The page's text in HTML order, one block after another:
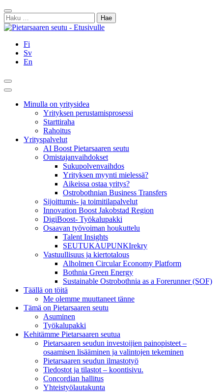
Siirry
sisältöön
Sulje
Haku:
Fi
Sv
En
Hae
Päävalikko
Minulla on yritysidea
Yrityksen perustamisprosessi
Starttiraha
Rahoitus
Yrityspalvelut
AI Boost Pietarsaaren seutu
Omistajanvaihdokset
Sukupolvenvaihdos
Yrityksen myynti mielessä?
Aikeissa ostaa yritys?
Ostrobothnian Business Transfers
Sijoittumis- ja toimitilapalvelut
Innovation Boost Jakobstad Region
DigiBoost- Työkalupakki
Osaavan työvoiman houkuttelu
Talent Insights
SEUTUKAUPUNKIrekry
Vastuullisuus ja kiertotalous
Alholmen Circular Economy Platform
Bothnia Green Energy
Sustainable Ostrobothnia as a Forerunner (SOF)
Täällä on töitä
Me olemme muuttaneet tänne
Tämä on Pietarsaaren seutu
Asuminen
Työkalupakki
Kehitämme Pietarsaaren seutua
Pietarsaaren seudun investoijien painopisteet –
osaamisen lisääminen ja valintojen tekeminen
Pietarsaaren seudun ilmastotyö
Tiedostot ja tilastot – koontisivu.
Concordian hallitus
Yhteistyölautakunta